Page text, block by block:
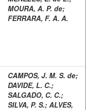
MOURA, A. P. de;
FERRARA, F. A. A.
CAMPOS, J. M. S. de;
DAVIDE, L. C.;
SALGADO, C. C.;
SILVA, P. S.; ALVES,